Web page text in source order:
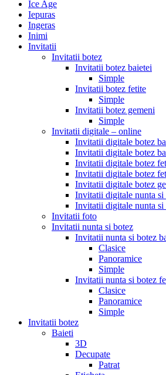
Ice Age
Iepuras
Ingeras
Inimi
Invitatii
Invitatii botez
Invitatii botez baietei
Simple
Invitatii botez fetite
Simple
Invitatii botez gemeni
Simple
Invitatii digitale – online
Invitatii digitale botez
Invitatii digitale botez
Invitatii digitale botez
Invitatii digitale botez
Invitatii digitale botez
Invitatii digitale nunta si
Invitatii digitale nunta si
Invitatii foto
Invitatii nunta si botez
Invitatii nunta si botez
Clasice
Panoramice
Simple
Invitatii nunta si botez
Clasice
Panoramice
Simple
Invitatii botez
Baieti
3D
Decupate
Patrat